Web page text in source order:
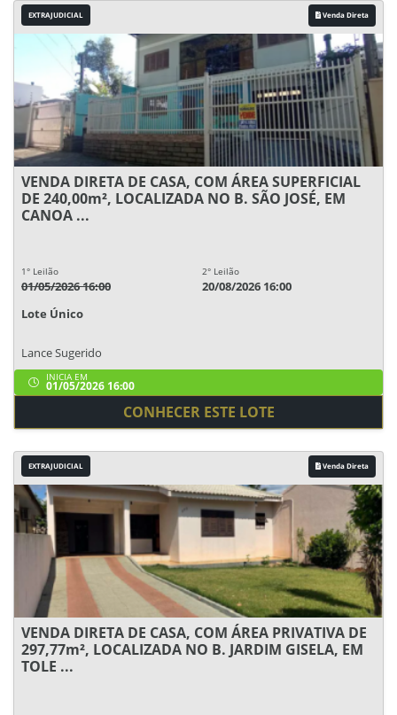
EXTRAJUDICIAL Venda Direta
VENDA DIRETA DE CASA, COM ÁREA SUPERFICIAL
DE 240,00m², LOCALIZADA NO B. SÃO JOSÉ, EM
CANOA ...
1° Leilão
01/05/2026 16:00
2° Leilão
20/08/2026 16:00
Lote Único
Lance Sugerido
INICIA EM
01/05/2026 16:00
CONHECER ESTE LOTE
EXTRAJUDICIAL Venda Direta
VENDA DIRETA DE CASA, COM ÁREA PRIVATIVA DE
297,77m², LOCALIZADA NO B. JARDIM GISELA, EM
TOLE ...